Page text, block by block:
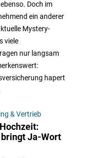
Doch im
ein anderer
Mystery-
viele
nur langsam
hapert
& Vertrieb
Ja-Wort